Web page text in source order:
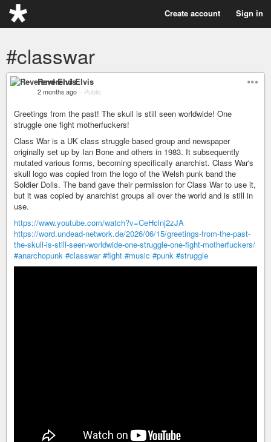
Create account Sign in
#classwar
Reverend Elvis
2 months ago – Public
Greetings from the past! The skull is still seen worldwide! One
struggle one fight motherfuckers!
Class War is a UK class struggle based group and newspaper
originally set up by Ian Bone and others in 1983. It subsequently
mutated various forms, becoming specifically anarchist. Class War's
skull logo was copied from the logo of the Welsh punk band the
Soldier Dolls. The band gave their permission for Class War to use it,
but it was copied by anarchist groups all over the world and is still in
use.
https://www.youtube.com/watch?v=CeHclnj2zJA
https://word.undead-network.de/2026/06/15/greetings-from-the-past-
the-skull-is-still-seen-worldwide-one-struggle-one-fight-motherfuckers/
#anarchopunk #classwar #fight #music #punk #struggle